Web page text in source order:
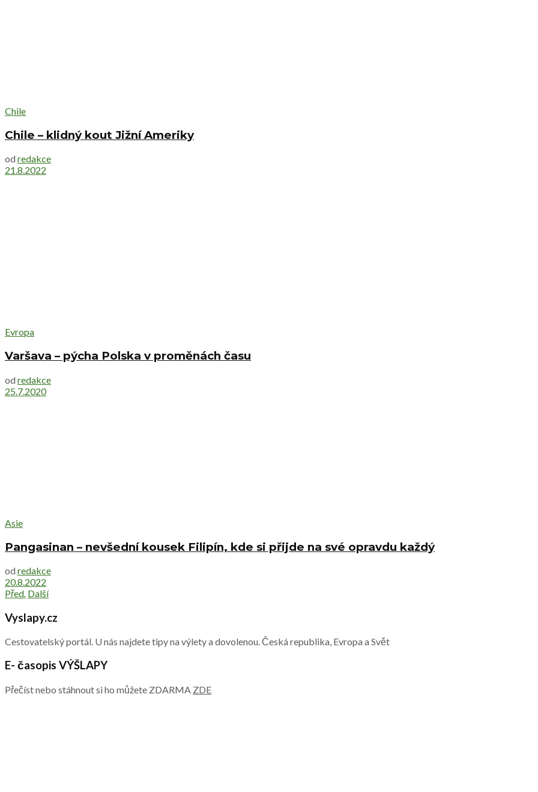
Chile
Chile – klidný kout Jižní Ameriky
od redakce
21.8.2022
Evropa
Varšava – pýcha Polska v proměnách času
od redakce
25.7.2020
Asie
Pangasinan – nevšední kousek Filipín, kde si přijde na své opravdu každý
od redakce
20.8.2022
Před. Další
Vyslapy.cz
Cestovatelský portál. U nás najdete tipy na výlety a dovolenou. Česká republika, Evropa a Svět
E- časopis VÝŠLAPY
Přečíst nebo stáhnout si ho můžete ZDARMA ZDE